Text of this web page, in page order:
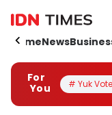
HomeNews
For
You
# Yuk Vote